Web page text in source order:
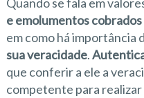
eemolumentos
em como há importância
sua veracidade.
que conferir a ele a
competente para